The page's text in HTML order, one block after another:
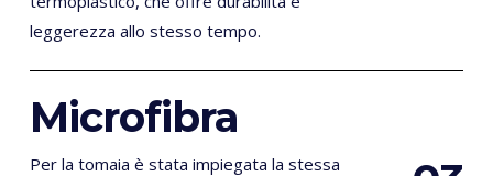
leggerezza allo stesso tempo.
Microfibra
Per la tomaia è stata impiegata la stessa